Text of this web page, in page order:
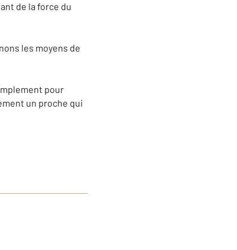
de la force du
les moyens de
pour
un proche qui